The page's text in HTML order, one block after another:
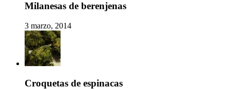
Milanesas de berenjenas
3 marzo, 2014
Croquetas de espinacas